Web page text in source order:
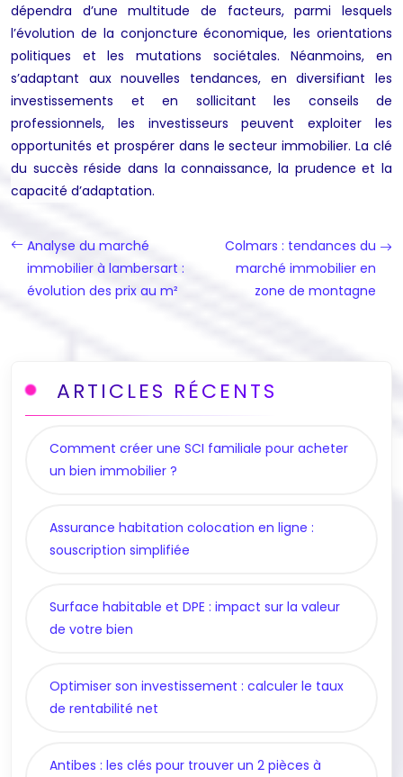
dépendra d’une multitude de facteurs, parmi lesquels
l’évolution de la conjoncture économique, les orientations
politiques et les mutations sociétales. Néanmoins, en
s’adaptant aux nouvelles tendances, en diversifiant les
investissements et en sollicitant les conseils de
professionnels, les investisseurs peuvent exploiter les
opportunités et prospérer dans le secteur immobilier. La clé
du succès réside dans la connaissance, la prudence et la
capacité d’adaptation.
Analyse du marché
immobilier à lambersart :
évolution des prix au m²
Colmars : tendances du
marché immobilier en
zone de montagne
ARTICLES RÉCENTS
Comment créer une SCI familiale pour acheter
un bien immobilier ?
Assurance habitation colocation en ligne :
souscription simplifiée
Surface habitable et DPE : impact sur la valeur
de votre bien
Optimiser son investissement : calculer le taux
de rentabilité net
Antibes : les clés pour trouver un 2 pièces à